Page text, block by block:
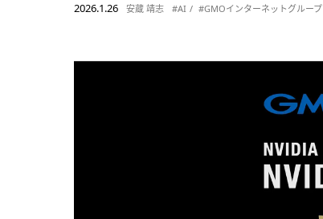
2026.1.26 安蔵 靖志 #AI #GMOインターネットグループ